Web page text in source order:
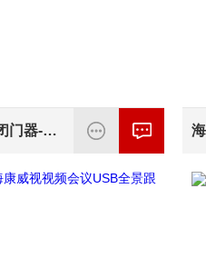
海康威视防火门闭门器-HK-FHM